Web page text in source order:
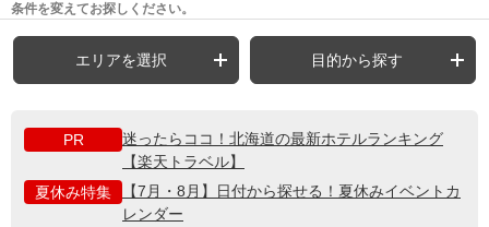
条件を変えてお探しください。
エリアを選択 目的から探す
PR
迷ったらココ！北海道の最新ホテルランキング
【楽天トラベル】
夏休み特集
【7月・8月】日付から探せる！夏休みイベントカ
レンダー